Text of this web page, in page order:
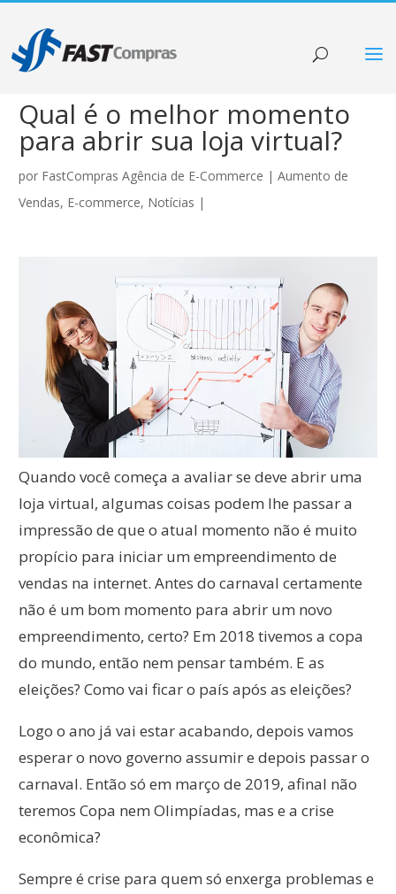
Qual é o melhor momento
para abrir sua loja virtual?
por FastCompras Agência de E-Commerce | Aumento de
Vendas, E-commerce, Notícias |
Quando você começa a avaliar se deve abrir uma
loja virtual, algumas coisas podem lhe passar a
impressão de que o atual momento não é muito
propício para iniciar um empreendimento de
vendas na internet. Antes do carnaval certamente
não é um bom momento para abrir um novo
empreendimento, certo? Em 2018 tivemos a copa
do mundo, então nem pensar também. E as
eleições? Como vai ficar o país após as eleições?
Logo o ano já vai estar acabando, depois vamos
esperar o novo governo assumir e depois passar o
carnaval. Então só em março de 2019, afinal não
teremos Copa nem Olimpíadas, mas e a crise
econômica?
Sempre é crise para quem só enxerga problemas e